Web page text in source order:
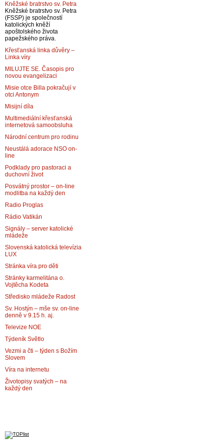
Kněžské bratrstvo sv. Petra
Kněžské bratrstvo sv. Petra
(FSSP) je společností
katolických kněží
apoštolského života
papežského práva.
Křesťanská linka důvěry –
Linka víry
MILUJTE SE. Časopis pro
novou evangelizaci
Misie otce Billa pokračují v
otci Antonym
Misijní díla
Multimediální křesťanská
internetová samoobsluha
Národní centrum pro rodinu
Neustálá adorace NSO on-
line
Podklady pro pastoraci a
duchovní život
Posvátný prostor – on-line
modlitba na každý den
Radio Proglas
Rádio Vatikán
Signály – server katolické
mládeže
Slovenská katolická televízia
LUX
Stránka víra pro děti
Stránky karmelitána o.
Vojtěcha Kodeta
Středisko mládeže Radost
Sv. Hostýn – mše sv. on-line
denně v 9.15 h. aj.
Televize NOE
Týdeník Světlo
Vezmi a čti – týden s Božím
Slovem
Víra na internetu
Životopisy svatých – na
každý den